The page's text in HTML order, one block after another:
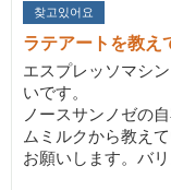
찾고있어요
ラテアートを教え
エスプレッソマシ
いです。
ノースサンノゼの
ムミルクから教え
お願いします。バ